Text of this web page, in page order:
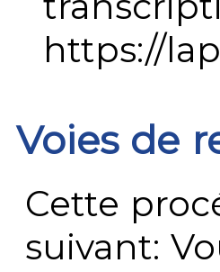
https://
Voies de
Cette
suivant: